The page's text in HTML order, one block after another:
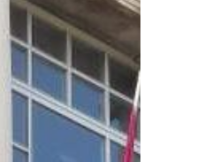
Planeta Rural
Especiales
Política
Galerías